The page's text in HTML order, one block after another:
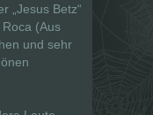
„Jesus Betz“
(Aus
und sehr